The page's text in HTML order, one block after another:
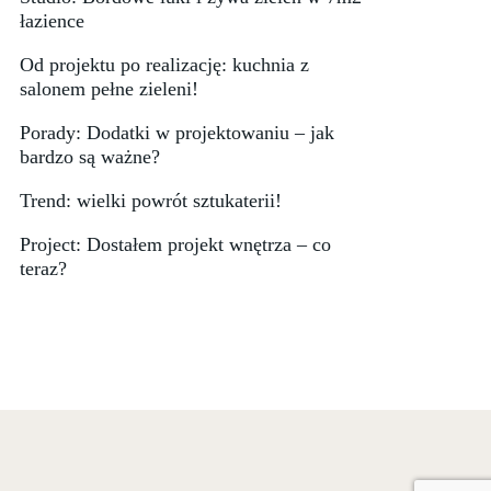
łazience
Od projektu po realizację: kuchnia z
salonem pełne zieleni!
Porady: Dodatki w projektowaniu – jak
bardzo są ważne?
Trend: wielki powrót sztukaterii!
Project: Dostałem projekt wnętrza – co
teraz?